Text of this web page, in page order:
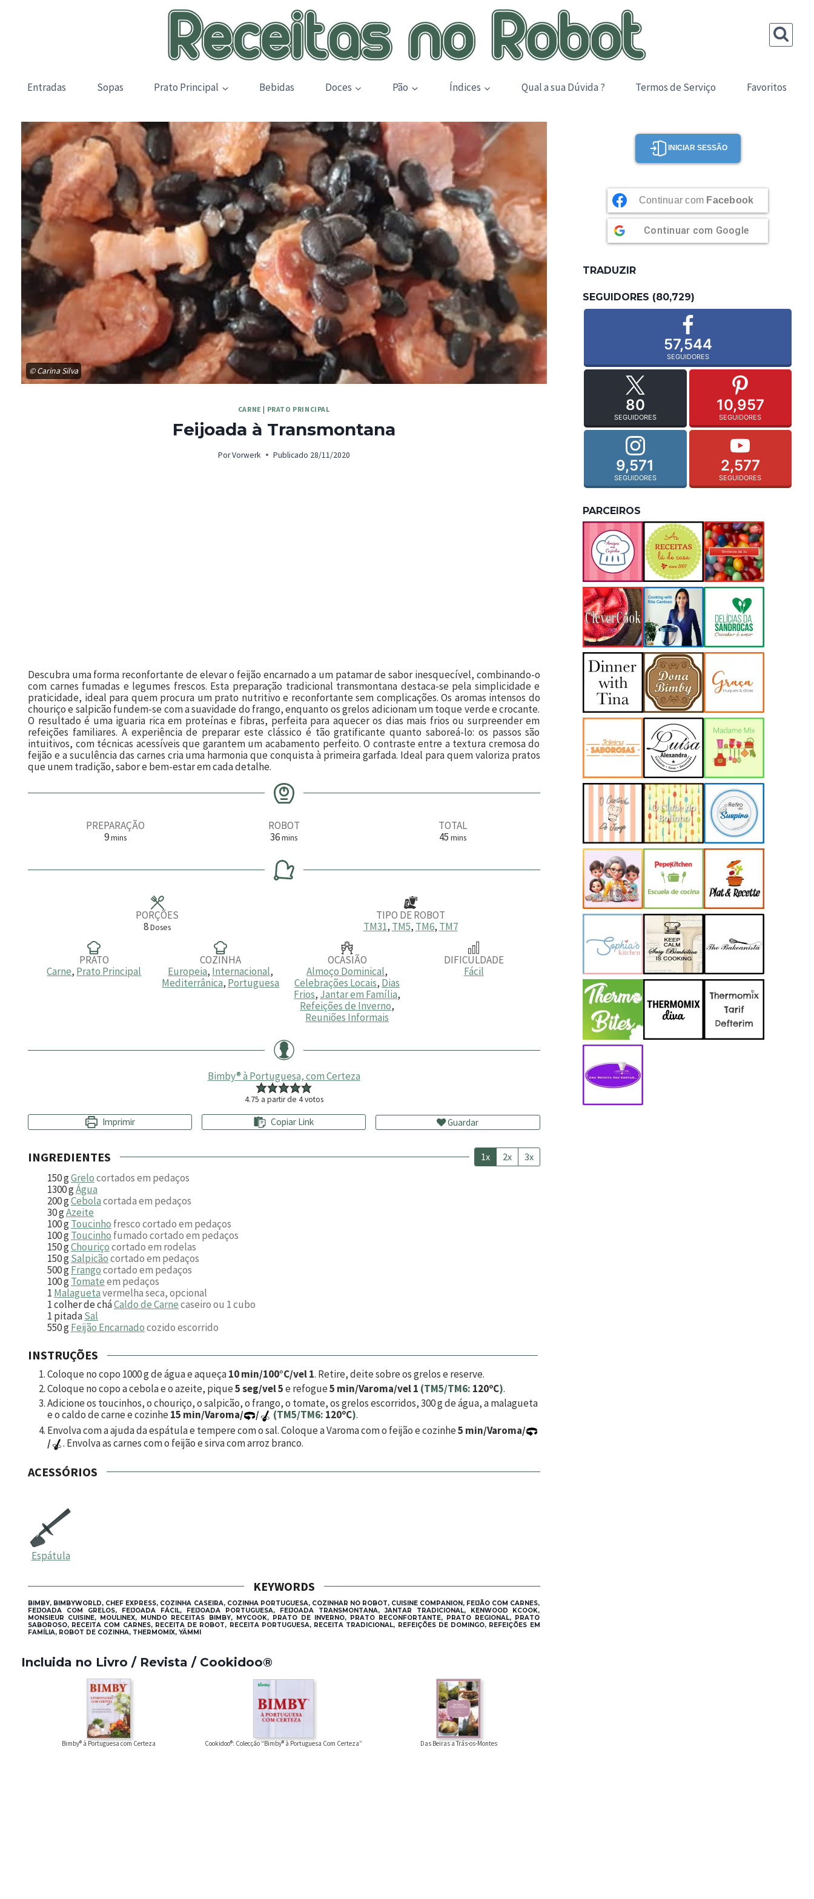
Entradas Sopas Prato Principal Bebidas Doces Pão Índices Qual a sua Dúvida ? Termos de Serviço Favoritos
© Carina Silva
CARNE | PRATO PRINCIPAL
Feijoada à Transmontana
Por Vorwerk Publicado 28/11/2020
Descubra uma forma reconfortante de elevar o feijão encarnado a um patamar de sabor inesquecível, combinando-o
com carnes fumadas e legumes frescos. Esta preparação tradicional transmontana destaca-se pela simplicidade e
praticidade, ideal para quem procura um prato nutritivo e reconfortante sem complicações. Os aromas intensos do
chouriço e salpicão fundem-se com a suavidade do frango, enquanto os grelos adicionam um toque verde e crocante.
O resultado é uma iguaria rica em proteínas e fibras, perfeita para aquecer os dias mais frios ou surpreender em
refeições familiares. A experiência de preparar este clássico é tão gratificante quanto saboreá-lo: os passos são
intuitivos, com técnicas acessíveis que garantem um acabamento perfeito. O contraste entre a textura cremosa do
feijão e a suculência das carnes cria uma harmonia que conquista à primeira garfada. Ideal para quem valoriza pratos
que unem tradição, sabor e bem-estar em cada detalhe.
PREPARAÇÃO
9m
u
mins
ROBOT
36m
n
t
mins
TOTAL
45m
u
mins
PORÇÕES
8Doses
TIPO DE ROBOT
TM31, TM5, TM6, TM7
PRATO
Carne, Prato Principal
COZINHA
Europeia, Internacional,
Mediterrânica, Portuguesa
OCASIÃO
Almoço Dominical,
Celebrações Locais, Dias
Frios, Jantar em Família,
Refeições de Inverno,
Reuniões Informais
DIFICULDADE
Fácil
Bimby® à Portuguesa, com Certeza
4.75 a partir de 4votos
Imprimir Copiar Link Guardar
INGREDIENTES 1x 2x 3x
150gGrelocortados em pedaços
1300gÁgua
200gCebolacortada em pedaços
30gAzeite
100gToucinho fresco cortado em pedaços
100gToucinho fumado cortado em pedaços
150gChouriçocortado em rodelas
150gSalpicãocortado em pedaços
500gFrangocortado em pedaços
100gTomateem pedaços
1 Malaguetavermelha seca, opcional
1colher de cháCaldo de Carnecaseiro ou 1 cubo
1 pitadaSal
550gFeijão Encarnadocozido escorrido
INSTRUÇÕES
Coloque no copo 1000g de água e aqueça10 min/100°C/vel 1. Retire, deite sobre os grelos e reserve.
Coloque no copo a cebola e o azeite, pique5 seg/vel 5e refogue5 min/Varoma/vel 1 (TM5/TM6: 120ºC).
Adicione os toucinhos, o chouriço, o salpicão, o frango, o tomate, os grelos escorridos,300g de água, a malagueta
e o caldo de carne e cozinhe15 min/Varoma/ / (TM5/TM6: 120ºC).
Envolva com a ajuda da espátula e tempere com o sal. Coloque a Varoma com o feijão e cozinhe5 min/Varoma/
/
. Envolva as carnes com o feijão e sirva com arroz branco.
ACESSÓRIOS
Espátula
KEYWORDS
BIMBY, BIMBYWORLD, CHEF EXPRESS, COZINHA CASEIRA, COZINHA PORTUGUESA, COZINHAR NO ROBOT, CUISINE COMPANION, FEIJÃO COM CARNES,
FEIJOADA COM GRELOS, FEIJOADA FÁCIL, FEIJOADA PORTUGUESA, FEIJOADA TRANSMONTANA, JANTAR TRADICIONAL, KENWOOD KCOOK,
MONSIEUR CUISINE, MOULINEX, MUNDO RECEITAS BIMBY, MYCOOK, PRATO DE INVERNO, PRATO RECONFORTANTE, PRATO REGIONAL, PRATO
SABOROSO, RECEITA COM CARNES, RECEITA DE ROBOT, RECEITA PORTUGUESA, RECEITA TRADICIONAL, REFEIÇÕES DE DOMINGO, REFEIÇÕES EM
FAMÍLIA, ROBOT DE COZINHA, THERMOMIX, YÄMMI
Incluida no Livro / Revista / Cookidoo®
Bimby® à Portuguesa com Certeza Cookidoo®: Colecção “Bimby® à Portuguesa Com Certeza” Das Beiras a Trás-os-Montes
INICIAR SESSÃO
Continuar com Facebook
Continuar com Google
TRADUZIR
SEGUIDORES (80,729)
57,544
SEGUIDORES
80
SEGUIDORES
10,957
SEGUIDORES
9,571
SEGUIDORES
2,577
SEGUIDORES
PARCEIROS